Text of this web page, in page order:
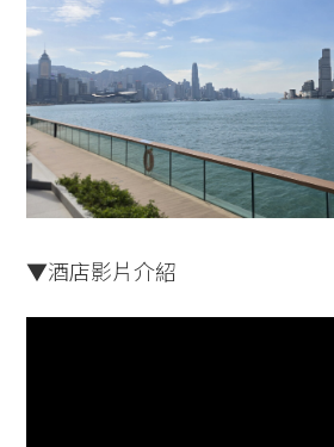
▼酒店影片介紹